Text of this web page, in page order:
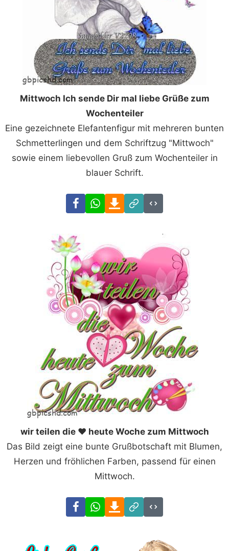
Mittwoch Ich sende Dir mal liebe Grüße zum
Wochenteiler
Eine gezeichnete Elefantenfigur mit mehreren bunten
Schmetterlingen und dem Schriftzug "Mittwoch"
sowie einem liebevollen Gruß zum Wochenteiler in
blauer Schrift.
FacebookWhatsAppDownload
Link
Code
wir teilen die ❤ heute Woche zum Mittwoch
Das Bild zeigt eine bunte Grußbotschaft mit Blumen,
Herzen und fröhlichen Farben, passend für einen
Mittwoch.
FacebookWhatsAppDownload
Link
Code